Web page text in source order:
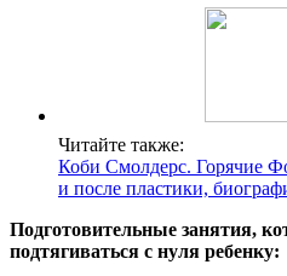
Читайте также:
Коби Смолдерс. Горячие
и после пластики,
Подготовительные занятия,
подтягиваться с нуля ребенку: